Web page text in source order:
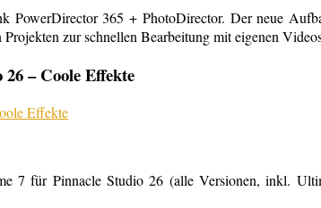
365 + PhotoDirector. Der neue
zur schnellen Bearbeitung mit eigenen
– Coole Effekte
7 für Pinnacle Studio 26 (alle Versionen, inkl.